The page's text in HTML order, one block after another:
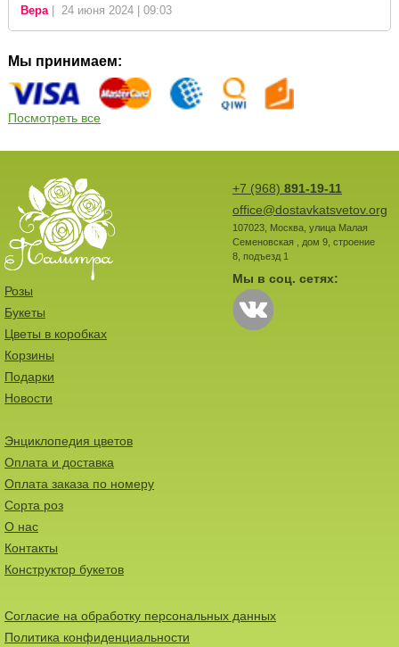
Вера| 24 июня 2024 | 09:03
Мы принимаем:
Посмотреть все
+7 (968) 891-19-11
office@dostavkatsvetov.org
107023, Москва, улица Малая
Семеновская , дом 9, строение
8, подъезд 1
Мы в соц. сетях:
Розы
Букеты
Цветы в коробках
Корзины
Подарки
Новости
Энциклопедия цветов
Оплата и доставка
Оплата заказа по номеру
Сорта роз
О нас
Контакты
Конструктор букетов
Согласие на обработку персональных данных
Политика конфиденциальности